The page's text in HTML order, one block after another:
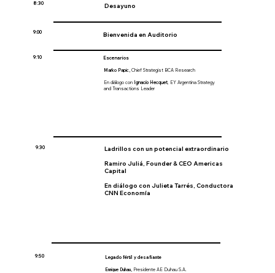
8:30
9:00
Desayuno
Bienvenida en Auditorio
9:10 Escenarios
Marko Papic,Chief Strategist BCA Research
En diálogo con Ignacio Hecquet , EY Argentina Strategy
and Transactions Leader
9:30 Ladrillos con un potencial extraordinario
Ramiro Juliá, Founder & CEO Americas
Capital
En diálogo conJulieta Tarrés , Conductora
CNN Economía
9:50 Legado fértil y desafiante
Enrique Duhau, Presidente AE Duhau S.A.